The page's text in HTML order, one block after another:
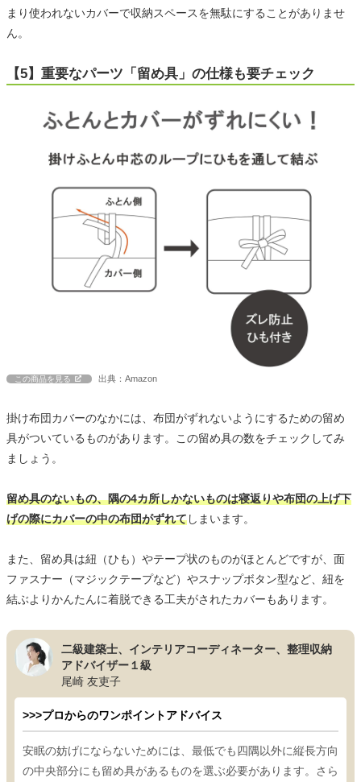
まり使われないカバーで収納スペースを無駄にすることがありませ
ん。
【5】重要なパーツ「留め具」の仕様も要チェック
この商品を見る 出典：Amazon
掛け布団カバーのなかには、布団がずれないようにするための留め
具がついているものがあります。この留め具の数をチェックしてみ
ましょう。
留め具のないもの、隅の4カ所しかないものは寝返りや布団の上げ下
げの際にカバーの中の布団がずれてしまいます。
また、留め具は紐（ひも）やテープ状のものがほとんどですが、面
ファスナー（マジックテープなど）やスナップボタン型など、紐を
結ぶよりかんたんに着脱できる工夫がされたカバーもあります。
二級建築士、インテリアコーディネーター、整理収納
アドバイザー１級
尾崎 友吏子
>>>プロからのワンポイントアドバイス
安眠の妨げにならないためには、最低でも四隅以外に縦長方向
の中央部分にも留め具があるものを選ぶ必要があります。さら